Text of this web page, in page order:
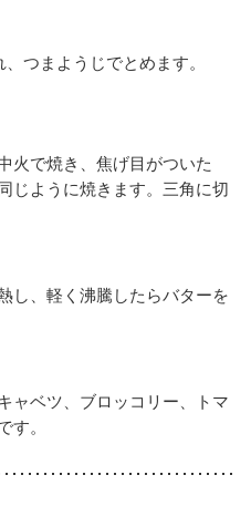
つまようじでとめます。
火で焼き、焦げ目がついた
じように焼きます。三角に切
し、軽く沸騰したらバターを
ャベツ、ブロッコリー、トマ
す。